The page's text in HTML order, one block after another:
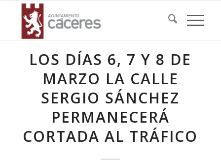
LOS DÍAS 6, 7 Y 8 DE
MARZO LA CALLE
SERGIO SÁNCHEZ
PERMANECERÁ
CORTADA AL TRÁFICO